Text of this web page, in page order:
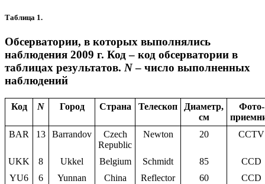
Таблица 1.
Обсерватории, в которых выполнялись
наблюдения 2009 г. Код – код обсерватории в
таблицах результатов. N– число выполненных
наблюдений
Код N Город Страна Телескоп
Диаметр,
см
Фото-
BAR
13 Barrandov
Czech
Republic
Newton 20 CCTV
UKK 8 Ukkel Belgium Schmidt 85
CCD
YU6
6 Yunnan China Reflector 60
CCD